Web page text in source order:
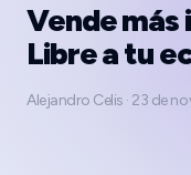
Vende
Libre a tu
Alejandro Celis · 23 de